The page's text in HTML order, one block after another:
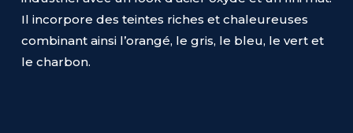
Il incorpore des teintes riches et chaleureuses
combinant ainsi l’orangé, le gris, le bleu, le vert et
le charbon.